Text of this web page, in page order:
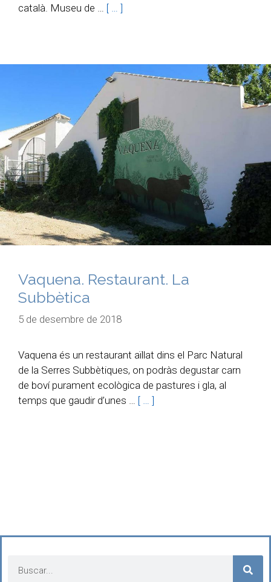
català. Museu de … [ … ]
Vaquena. Restaurant. La
Subbètica
5 de desembre de 2018
Vaquena és un restaurant aïllat dins el Parc Natural
de la Serres Subbètiques, on podràs degustar carn
de boví purament ecològica de pastures i gla, al
temps que gaudir d’unes … [ … ]